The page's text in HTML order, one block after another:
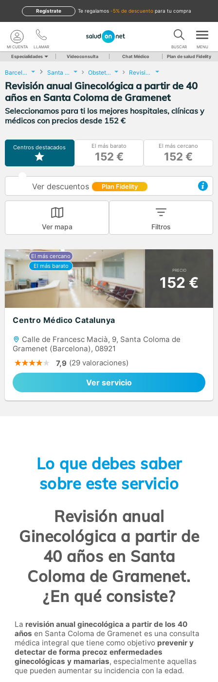
te regalamos -5% de descuento para tu compra
Regístrate
LLAMAR
MI CUENTA BUSCAR MENU
Especialidades Videoconsulta Chat Médico Plan de salud Fidelity
Barcelona Santa Coloma de Gramenet Obstetricia y Ginecología Revisión anual Ginecológica a partir de 40 años
Revisión anual Ginecológica a partir de 40
años en Santa Coloma de Gramenet
Seleccionamos para ti los mejores hospitales, clínicas y
médicos con precios desde 152 €
Centros destacados El más barato
152 €
El más cercano
152 €
Ver descuentos Plan Fidelity
Ver mapa Filtros
PRECIO
152 €
Centro Médico Catalunya
Calle de Francesc Macià, 9, Santa Coloma de
Gramenet (Barcelona), 08921
7,9 (29 valoraciones)
Ver servicio
Lo que debes saber
sobre este servicio
Revisión anual
Ginecológica a partir de
40 años en Santa
Coloma de Gramenet.
¿En qué consiste?
La revisión anual ginecológica a partir de los 40
años en Santa Coloma de Gramenet es una consulta
médica integral que tiene como objetivo prevenir y
detectar de forma precoz enfermedades
ginecológicas y mamarias, especialmente aquellas
que pueden aumentar su incidencia con la edad.